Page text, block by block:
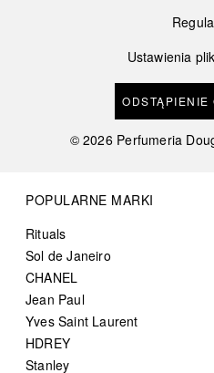
Ustawienia
ODSTĄPIENIE
©2026 Perfumeria
POPULARNE MARKI
Rituals
Sol de Janeiro
CHANEL
Jean Paul
Yves Saint Laurent
HDREY
Stanley